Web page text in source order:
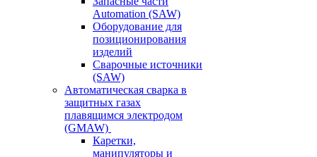
Automation (SAW)
Оборудование для
позиционирования
изделий
Сварочные источники
(SAW)
Автоматическая сварка в
защитных газах
плавящимся электродом
(GMAW)
Каретки,
манипуляторы и